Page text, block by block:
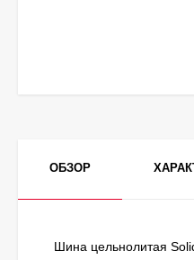
ОБЗОР
Шина цельнолитая